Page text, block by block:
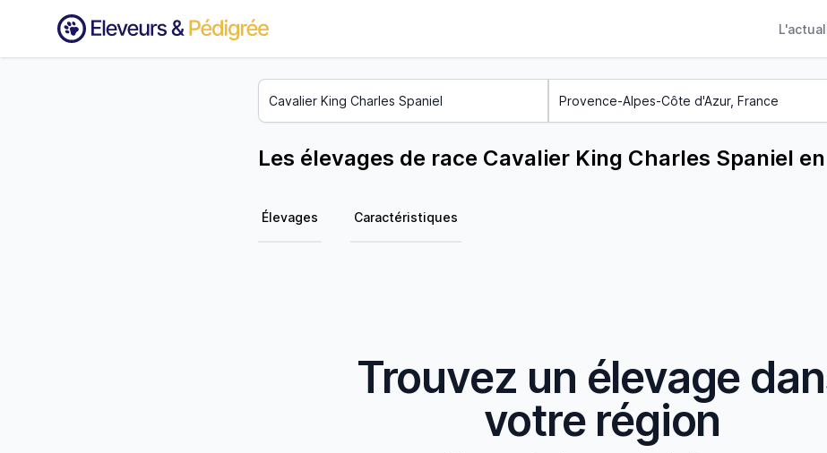
Les élevages de race Cavalier King Charles Spaniel
Élevages Caractéristiques
Trouvez un élevage
votre région